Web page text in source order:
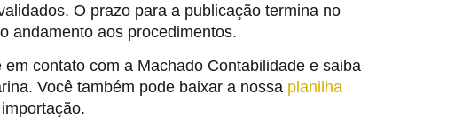
O prazo para a publicação termina no
andamento aos procedimentos.
contato com a Machado Contabilidade e saiba
Você também pode baixar a nossa planilha